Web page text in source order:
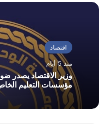
اقتصاد
منذ 5 أيام
وزير الاقتصاد يصدر
مؤسسات التعليم